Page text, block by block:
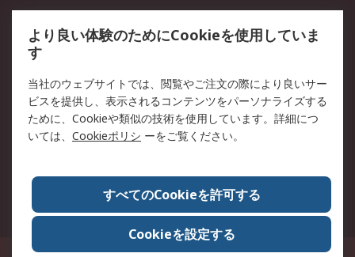
クッキーポリシー
RSについて
会社概要
採用情報
プレスリリース＆お知ら
コーポレートサイト
全世界のRS
RSの歴史
ESGへの取り組み（英語）
認証について
〒240-0005 神奈川県横浜市保土ヶ谷区神戸町134番地 横浜ビジネスパーク ウ
より良い体験のためにCookieを使用していま
す
当社のウェブサイトでは、閲覧やご注文の際により良いサー
ビスを提供し、表示されるコンテンツをパーソナライズする
ために、Cookieや類似の技術を使用しています。詳細につ
いては、 Cookieポリシ ーをご覧ください。
すべてのCookieを許可する
Cookieを設定する